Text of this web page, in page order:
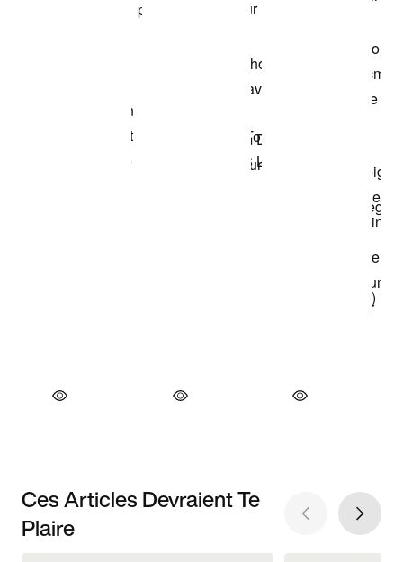
Ces Articles Devraient Te
Plaire